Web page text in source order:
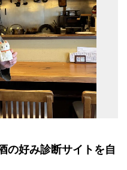
の好み診断サイトを自